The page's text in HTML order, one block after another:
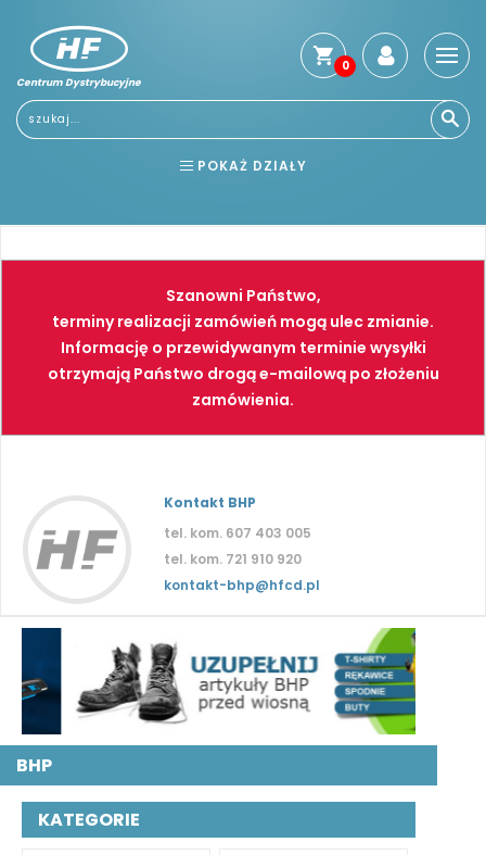
Centrum Dystrybucyjne
0
POKAŻ DZIAŁY
NARZĘDZIA SPAWALNICTWO
FARBY PNEUMATYKA
Szanowni Państwo,
terminy realizacji zamówień mogą ulec zmianie.
Informację o przewidywanym terminie wysyłki
otrzymają Państwo drogą e-mailową po złożeniu
zamówienia.
Kontakt BHP
tel. kom. 607 403 005
tel. kom. 721 910 920
kontakt-bhp@hfcd.pl
BHP
KATEGORIE